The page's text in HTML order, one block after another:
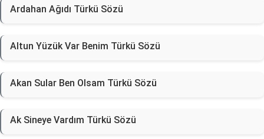
Ardahan Ağıdı Türkü Sözü
Altun Yüzük Var Benim Türkü Sözü
Akan Sular Ben Olsam Türkü Sözü
Ak Sineye Vardım Türkü Sözü